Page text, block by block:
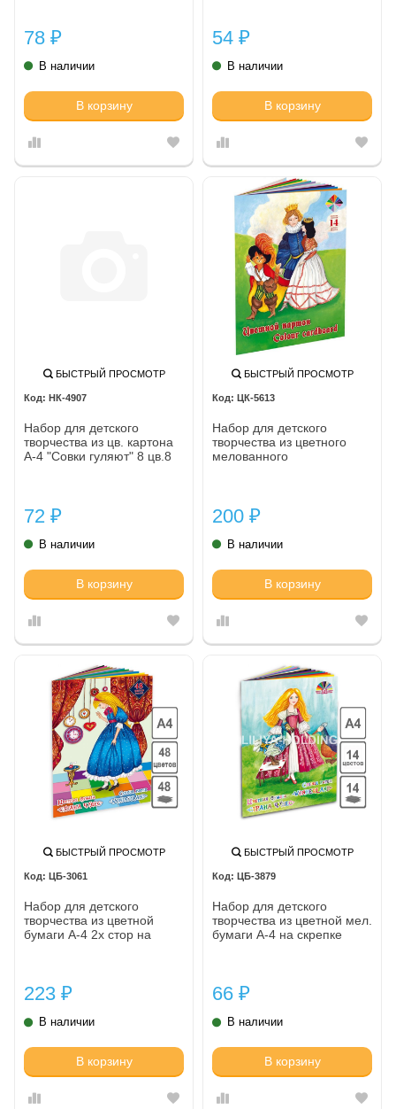
78 ₽
В наличии
В корзину
54 ₽
В наличии
В корзину
БЫСТРЫЙ ПРОСМОТР
НК-4907
Набор для детского
творчества из цв. картона
А-4 "Совки гуляют" 8 цв.8
72 ₽
В наличии
В корзину
БЫСТРЫЙ ПРОСМОТР
ЦК-5613
Набор для детского
творчества из цветного
мелованного
200 ₽
В наличии
В корзину
БЫСТРЫЙ ПРОСМОТР
ЦБ-3061
Набор для детского
творчества из цветной
бумаги А-4 2х стор на
223 ₽
В наличии
В корзину
БЫСТРЫЙ ПРОСМОТР
ЦБ-3879
Набор для детского
творчества из цветной мел.
бумаги А-4 на скрепке
66 ₽
В наличии
В корзину